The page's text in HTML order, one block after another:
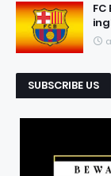
SUBSCRIBE US